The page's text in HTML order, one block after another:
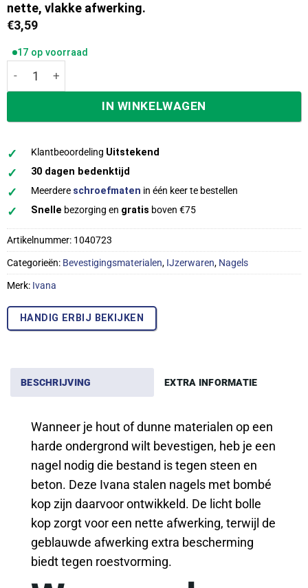
nette, vlakke afwerking.
€3,59
17 op voorraad
Ivana Stalen Nagels met Bombé Kop 3,0x30 mm doosje
IN WINKELWAGEN
✓ Klantbeoordeling Uitstekend
✓ 30 dagen bedenktijd
✓ Meerdere schroefmaten in één keer te bestellen
✓ Snelle bezorging en gratis boven €75
Artikelnummer: 1040723
Categorieën: Bevestigingsmaterialen, IJzerwaren, Nagels
Merk: Ivana
HANDIG ERBIJ BEKIJKEN
BESCHRIJVING EXTRA INFORMATIE
Wanneer je hout of dunne materialen op een
harde ondergrond wilt bevestigen, heb je een
nagel nodig die bestand is tegen steen en
beton. Deze Ivana stalen nagels met bombé
kop zijn daarvoor ontwikkeld. De licht bolle
kop zorgt voor een nette afwerking, terwijl de
geblauwde afwerking extra bescherming
biedt tegen roestvorming.